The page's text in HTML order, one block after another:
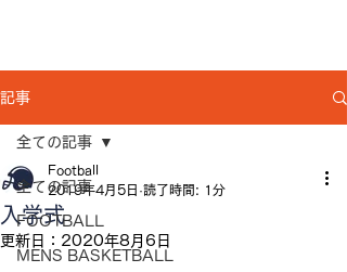
記事
全ての記事
FOOTBALL
MENS BASKETBALL
全ての記事
入学式
Football
2019年4月5日 読了時間: 1分
更新日： 2020年8月6日